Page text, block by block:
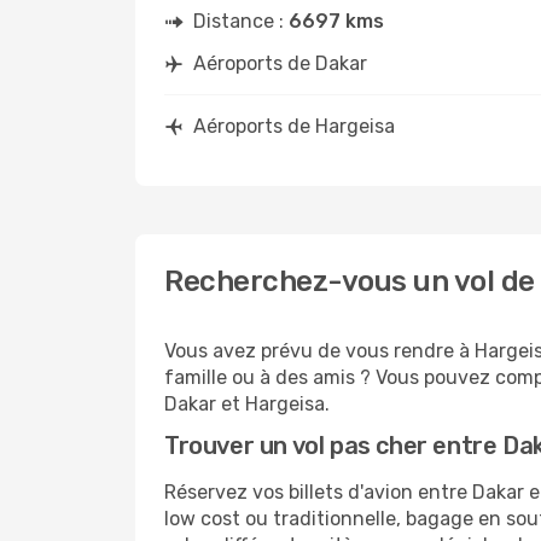
Distance : 6697 kms
Aéroports de Dakar
Aéroports de Hargeisa
Recherchez-vous un vol
Vous avez prévu de vous rendre à
famille ou à des amis ? Vous pouvez
Dakar et Hargeisa.
Trouver un vol pas cher entre
Réservez vos billets d'avion entre Dakar
low cost ou traditionnelle, bagage en